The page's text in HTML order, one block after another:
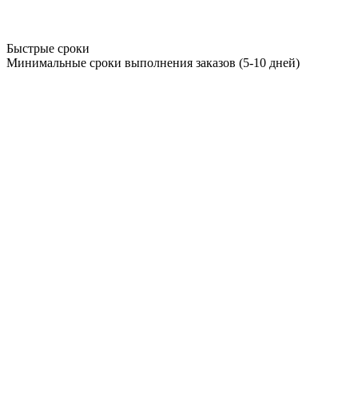
Быстрые сроки
Минимальные сроки выполнения заказов (5-10 дней)